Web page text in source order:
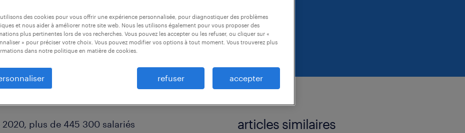
plus de 445 300 salariés
articles similaires
des cookies pour vous offrir une expérience personnalisée, pour diagnostiquer des problèmes
et nous aider à améliorer notre site web. Nous les utilisons également pour vous proposer des
plus pertinentes lors de vos recherches. Vous pouvez les accepter ou les refuser, ou cliquer sur «
» pour préciser votre choix. Vous pouvez modifier vos options à tout moment. Vous trouverez plus
dans notre politique en matière de cookies.
refuser accepter